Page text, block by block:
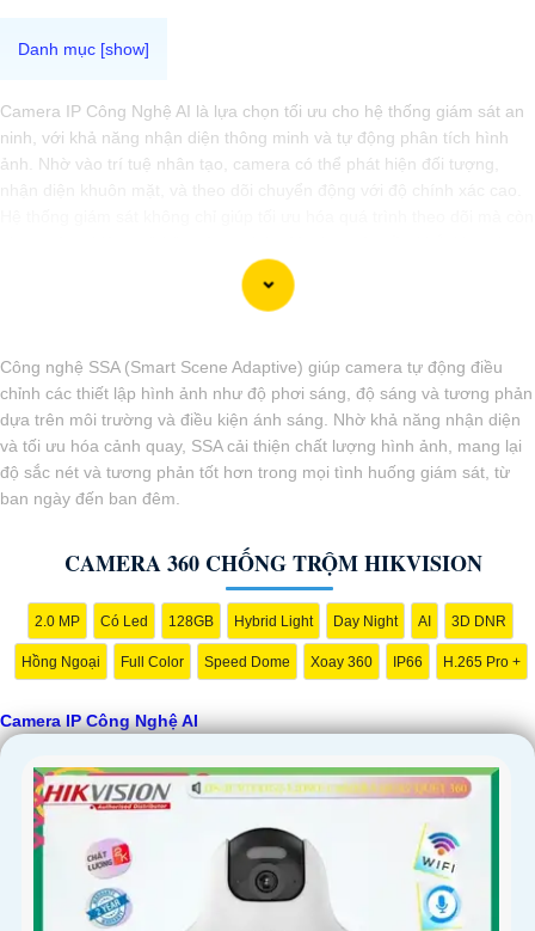
Camera IP Công Nghệ AI là lựa chọn tối ưu cho hệ thống giám sát an
ninh, với khả năng nhận diện thông minh và tự động phân tích hình
ảnh. Nhờ vào trí tuệ nhân tạo, camera có thể phát hiện đối tượng,
các môi trường giám sát chuyên nghiệp. Tính năng kết nối linh hoạt và
dễ dàng quản lý qua các ứng dụng hoặc nền tảng web mang lại sự
Công nghệ SSA (Smart Scene Adaptive) giúp camera tự động điều
chỉnh các thiết lập hình ảnh như độ phơi sáng, độ sáng và tương phản
dựa trên môi trường và điều kiện ánh sáng. Nhờ khả năng nhận diện
và tối ưu hóa cảnh quay, SSA cải thiện chất lượng hình ảnh, mang lại
độ sắc nét và tương phản tốt hơn trong mọi tình huống giám sát, từ
ban ngày đến ban đêm.
CAMERA 360 CHỐNG TRỘM HIKVISION
2.0 MP Có Led 128GB Hybrid Light Day Night AI 3D DNR
Hồng Ngoại Full Color Speed Dome Xoay 360 IP66 H.265 Pro +
Camera IP Công Nghệ AI